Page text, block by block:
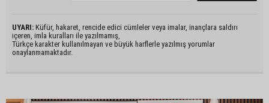
UYARI: Küfür, hakaret, rencide edici cümleler veya imalar, inançlara saldırı
içeren, imla kuralları ile yazılmamış,
Türkçe karakter kullanılmayan ve büyük harflerle yazılmış yorumlar
onaylanmamaktadır.